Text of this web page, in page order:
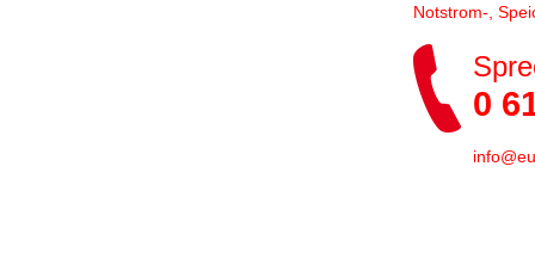
Notstrom-,
0
info@